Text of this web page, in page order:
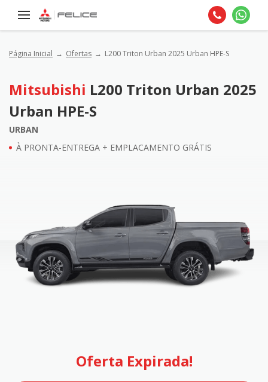
Página Inicial Ofertas L200 Triton Urban 2025 Urban HPE-S
Mitsubishi L200 Triton Urban 2025
Urban HPE-S
URBAN
À PRONTA-ENTREGA + EMPLACAMENTO GRÁTIS
Oferta Expirada!